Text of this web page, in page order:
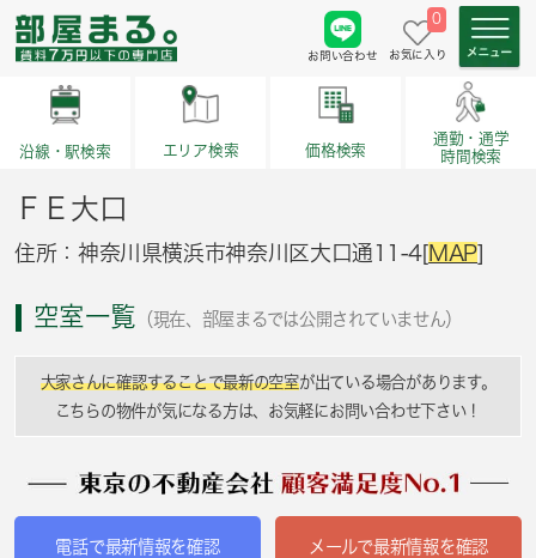
お問い合わせ
0
お気に入り
沿線・駅検索 エリア検索 価格検索
通勤・通学
時間検索
ＦＥ大口
住所：神奈川県横浜市神奈川区大口通11-4[MAP]
空室一覧 （現在、部屋まるでは公開されていません）
大家さんに確認することで最新の空室が出ている場合があります。
こちらの物件が気になる方は、お気軽にお問い合わせ下さい！
電話で最新情報を確認 メールで最新情報を確認